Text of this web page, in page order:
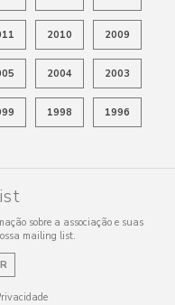
2010 2009
2004 2003
1998 1996
sobre a associação e suas
mailing list.